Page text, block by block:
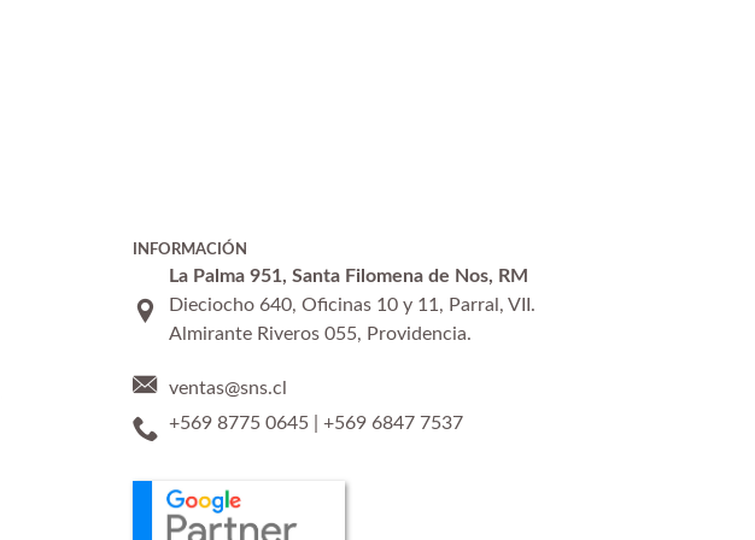
INFORMACIÓN
La Palma 951, Santa Filomena de Nos, RM
Dieciocho 640, Oficinas 10 y 11, Parral, VII.
Almirante Riveros 055, Providencia.
ventas@sns.cl
+569 8775 0645 |+569 6847 7537